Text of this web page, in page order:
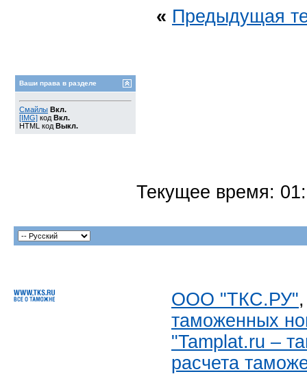
« Предыдущая
Ваши права в разделе
Смайлы Вкл.
[IMG] код Вкл.
HTML код Выкл.
Текущее время:
ООО "ТКС.РУ"
таможенных
"Tamplat.ru –
расчета